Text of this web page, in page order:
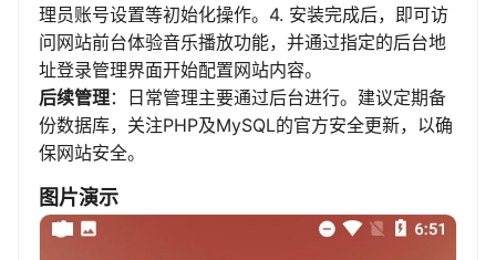
理员账号设置等初始化操作。4. 安装完成后，即可访
问网站前台体验音乐播放功能，并通过指定的后台地
址登录管理界面开始配置网站内容。
后续管理：日常管理主要通过后台进行。建议定期备
份数据库，关注PHP及MySQL的官方安全更新，以确
保网站安全。
图片演示